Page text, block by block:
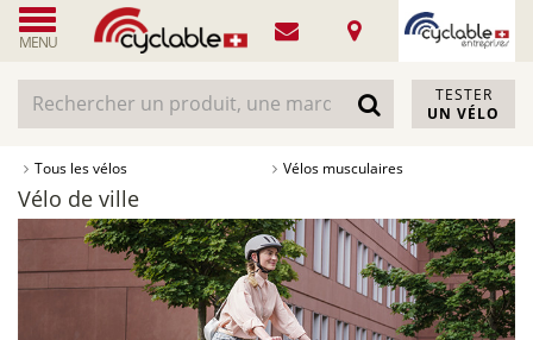
MENU
TESTER
UN VÉLO
Tous les vélos Vélos musculaires
Vélo de ville